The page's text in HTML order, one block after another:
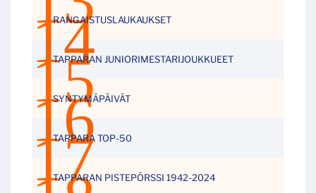
RANGAISTUSLAUKAUKSET
TAPPARAN JUNIORIMESTARIJOUKKUEET
SYNTYMÄPÄIVÄT
TAPPARA TOP-50
TAPPARAN PISTEPÖRSSI 1942-2024